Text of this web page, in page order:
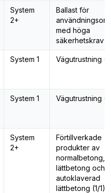
System
2+
Ballast för
med höga
säkerhetskrav
System 1 Vägutrustning
System 1 Vägutrustning
System
2+
Förtillverkade
produkter av
normalbetong,
lättbetong och
autoklaverad
lättbetong (1/1)